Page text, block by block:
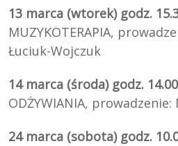
13 marca (wtorek) godz.
MUZYKOTERAPIA,
Łuciuk-Wojczuk
14 marca (środa) godz.
ODŻYWIANIA,
24 marca (sobota) godz.